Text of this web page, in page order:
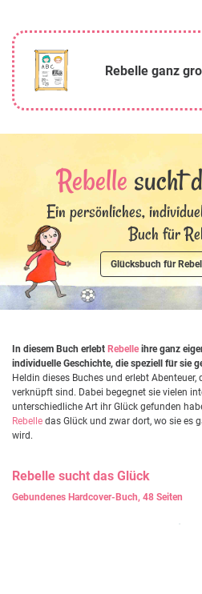
Rebelle ganz
Rebelle sucht
Ein persönliches,
Buch für
Glücksbuch für
In diesem Buch erlebt Rebelleihre ganz
individuelle Geschichte, die speziell für sie
Heldin dieses Buches und erlebt
verknüpft sind. Dabei begegnet sie vielen
unterschiedliche Art ihr Glück gefunden
Rebelle das Glück und zwar dort, wo sie es
wird.
Rebelle sucht das Glück
Gebundenes Hardcover-Buch, 48 Seiten